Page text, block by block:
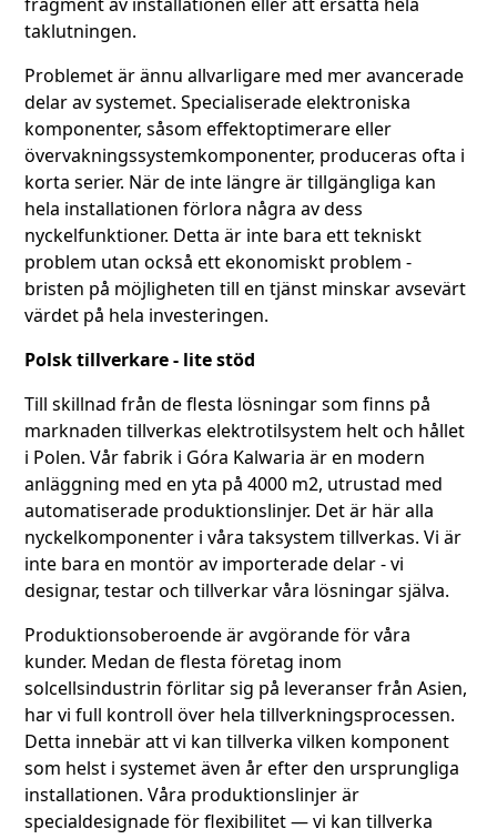
taklutningen.
Problemet är ännu allvarligare med mer avancerade
delar av systemet. Specialiserade elektroniska
komponenter, såsom effektoptimerare eller
övervakningssystemkomponenter, produceras ofta i
korta serier. När de inte längre är tillgängliga kan
hela installationen förlora några av dess
nyckelfunktioner. Detta är inte bara ett tekniskt
problem utan också ett ekonomiskt problem -
bristen på möjligheten till en tjänst minskar avsevärt
värdet på hela investeringen.
Polsk tillverkare - lite stöd
Till skillnad från de flesta lösningar som finns på
marknaden tillverkas elektrotilsystem helt och hållet
i Polen. Vår fabrik i Góra Kalwaria är en modern
anläggning med en yta på 4000 m2, utrustad med
automatiserade produktionslinjer. Det är här alla
nyckelkomponenter i våra taksystem tillverkas. Vi är
inte bara en montör av importerade delar - vi
designar, testar och tillverkar våra lösningar själva.
Produktionsoberoende är avgörande för våra
kunder. Medan de flesta företag inom
solcellsindustrin förlitar sig på leveranser från Asien,
har vi full kontroll över hela tillverkningsprocessen.
Detta innebär att vi kan tillverka vilken komponent
som helst i systemet även år efter den ursprungliga
installationen. Våra produktionslinjer är
specialdesignade för flexibilitet — vi kan tillverka